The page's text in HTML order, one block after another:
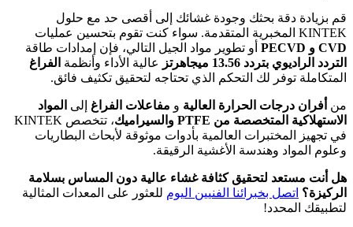
قم بزيادة دقة بحثك وجودة غشائك إلى أقصى حد مع حلول
KINTEK المخبرية المتقدمة. سواء كنت تقوم بتحسين عمليات
CVD و PECVD
أو تطوير مواد الجيل التالي، فإن إمدادات طاقة
التردد الراديوي بتردد 13.56 ميجاهرتز
عالية الأداء وأنظمة الفراغ
المتكاملة توفر لك التحكم الذي تحتاجه لتحقيق تكثيف فائق.
من أفران درجات الحرارة العالية و مفاعلات الفراغ إلى المواد
الاستهلاكية المتخصصة من PTFE والسيراميك
، تتخصص KINTEK
في تجهيز المختبرات العالمية بأدوات موثوقة لأبحاث البطاريات
وعلوم المواد وهندسة الأغشية الرقيقة.
هل أنت مستعد لتحقيق كثافة غشاء عالية دون المساس بسلامة
الركيزة؟ اتصل بخبرائنا الفنيين اليوم للعثور على المعدات المثالية
لتطبيقك المحدد!